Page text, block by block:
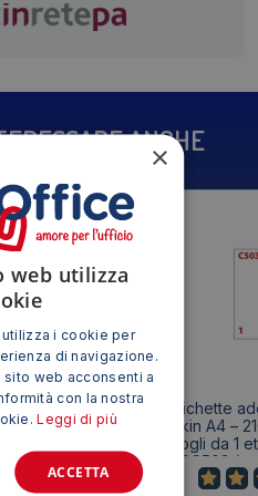
ANCHE
Bianche
mm – 100 fogli
(conf.1000
Etichette
Markin A4 –
fogli da 1
X210C503
×
web utilizza
i cookie per
di navigazione.
web acconsenti a
con la nostra
Leggi di più
ACCETTA